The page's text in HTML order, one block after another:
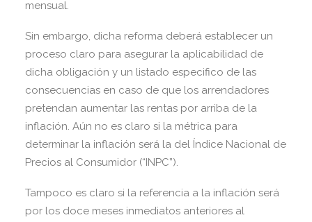
mensual.
Sin embargo, dicha reforma deberá establecer un
proceso claro para asegurar la aplicabilidad de
dicha obligación y un listado especifico de las
consecuencias en caso de que los arrendadores
pretendan aumentar las rentas por arriba de la
inflación. Aún no es claro si la métrica para
determinar la inflación será la del Índice Nacional de
Precios al Consumidor (“INPC”).
Tampoco es claro si la referencia a la inflación será
por los doce meses inmediatos anteriores al